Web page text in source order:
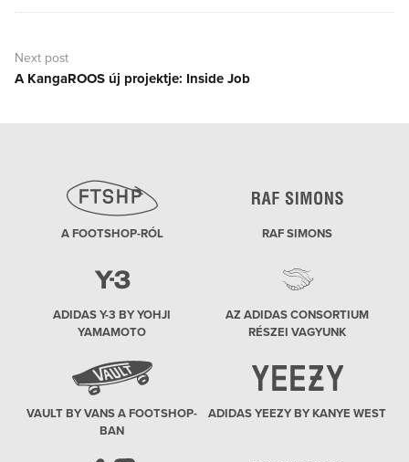
Next post
Next
A KangaROOS új projektje: Inside Job
A FOOTSHOP-RÓL RAF SIMONS
ADIDAS Y-3 BY YOHJI
YAMAMOTO
AZ ADIDAS CONSORTIUM
RÉSZEI VAGYUNK
VAULT BY VANS A FOOTSHOP-
BAN
ADIDAS YEEZY BY KANYE WEST